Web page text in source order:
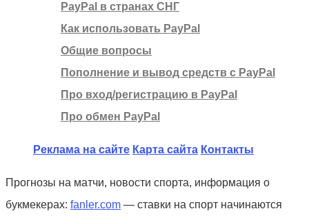
PayPal в странах СНГ
Как использовать PayPal
Общие вопросы
Пополнение и вывод средств с PayPal
Про вход/регистрацию в PayPal
Про обмен PayPal
Реклама на сайте Карта сайта Контакты
Прогнозы на матчи, новости спорта, информация о
букмекерах: fanler.com — ставки на спорт начинаются